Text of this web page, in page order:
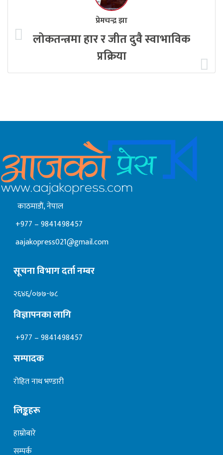
प्रेमचन्द्र झा
लोकतन्त्रमा हार र जीत दुवै स्वाभाविक
प्रक्रिया
काठमाडाैं, नेपाल
+977 – 9841498457
aajakopress021@gmail.com
सूचना विभाग दर्ता नम्बर
२६४६/०७७-७८
विज्ञापनका लागि
+977 – 9841498457
सम्पादक
रोहित नाथ भण्डारी
लिङ्कहरू
हाम्रोबारे
सम्पर्क